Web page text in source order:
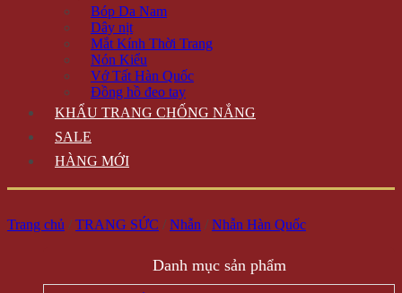
Bóp Da Nam
Dây nịt
Mắt Kính Thời Trang
Nón Kiểu
Vớ Tất Hàn Quốc
Đồng hồ đeo tay
KHẨU TRANG CHỐNG NẮNG
SALE
HÀNG MỚI
Trang chủ / TRANG SỨC / Nhẫn / Nhẫn Hàn Quốc
Danh mục sản phẩm